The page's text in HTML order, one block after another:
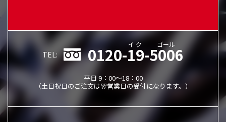
TEL: 0120-19-5006
イク ゴール
平日 9：00～18：00
（土日祝日のご注文は翌営業日の受付になります。）